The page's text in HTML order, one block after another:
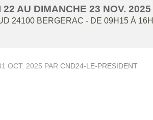
22 AU DIMANCHE 23 NOV. 2025
24100 BERGERAC - DE 09H15 À
OCT. 2025 PAR CND24-LE-PRESIDENT